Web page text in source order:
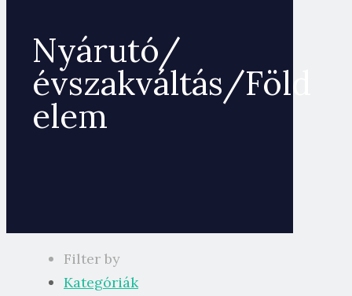
Nyárutó/
évszakváltás/Föld
elem
Filter by
Kategóriák